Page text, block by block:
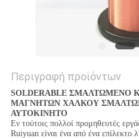
Περιγραφή προϊόντων
SOLDERABLE ΣΜΑΛΤΩΜΕΝΟ
ΜΑΓΝΗΤΩΝ ΧΑΛΚΟΥ
ΑΥΤΟΚΙΝΗΤΟ
Εν τούτοις πολλοί προμηθευτές
Ruiyuan είναι ένα από ένα επίλεκτο